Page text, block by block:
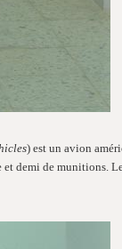
) est un avion
et demi de munitions.